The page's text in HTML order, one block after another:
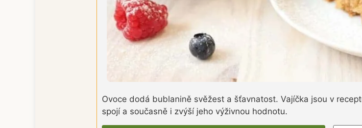
Ovoce dodá bublanině svěžest a šťavnatost. Vajíčka jsou v
spojí a současně i zvýší jeho výživnou hodnotu.